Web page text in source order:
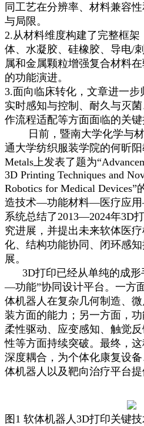
同工艺在分辨率、材料兼容
与局限。
2.从材料维度构建了完整框
体、水凝胶、硅橡胶、导电/
属和金属颗粒增强复合材料
的功能演进。
3.面向临床转化，文章进一
实时感知与控制、耐久与灭
作流程适配等方面面临的关键
日前，暨南大学化学与材
通大学纺织服装学院的何昕
Metals上发表了题为
3D Printing Techniques and
Robotics for Medical
造技术—功能材料—医疗应用
系统总结了2013—2024年3D
究进展，并提出未来软体医
化、结构功能协同、闭环感
展。
3D打印已经从单纯的成形
—功能”协同设计平台。一方
体机器人在复杂几何制造、
装方面的能力；另一方面，
柔性驱动、应变感知、触觉
性等方面持续突破。最终，
深度耦合，为个体化康复设
体机器人以及靶向治疗平台提
图1 软体机器人3D打印关键